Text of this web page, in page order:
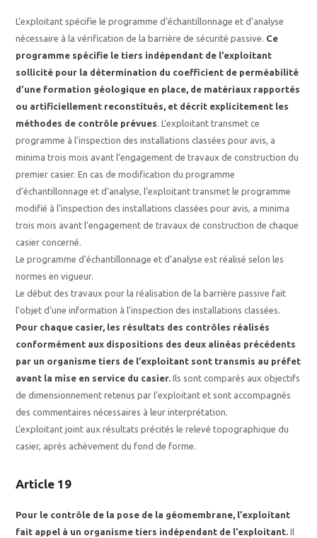
L’exploitant spécifie le programme d’échantillonnage et d’analyse
nécessaire à la vérification de la barrière de sécurité passive. Ce
programme spécifie le tiers indépendant de l’exploitant
sollicité pour la détermination du coefficient de perméabilité
d’une formation géologique en place, de matériaux rapportés
ou artificiellement reconstitués, et décrit explicitement les
méthodes de contrôle prévues. L’exploitant transmet ce
programme à l’inspection des installations classées pour avis, a
minima trois mois avant l’engagement de travaux de construction du
premier casier. En cas de modification du programme
d’échantillonnage et d’analyse, l’exploitant transmet le programme
modifié à l’inspection des installations classées pour avis, a minima
trois mois avant l’engagement de travaux de construction de chaque
casier concerné.
Le programme d’échantillonnage et d’analyse est réalisé selon les
normes en vigueur.
Le début des travaux pour la réalisation de la barrière passive fait
l’objet d’une information à l’inspection des installations classées.
Pour chaque casier, les résultats des contrôles réalisés
conformément aux dispositions des deux alinéas précédents
par un organisme tiers de l’exploitant sont transmis au préfet
avant la mise en service du casier. Ils sont comparés aux objectifs
de dimensionnement retenus par l’exploitant et sont accompagnés
des commentaires nécessaires à leur interprétation.
L’exploitant joint aux résultats précités le relevé topographique du
casier, après achèvement du fond de forme.
Article 19
Pour le contrôle de la pose de la géomembrane, l’exploitant
fait appel à un organisme tiers indépendant de l’exploitant. Il